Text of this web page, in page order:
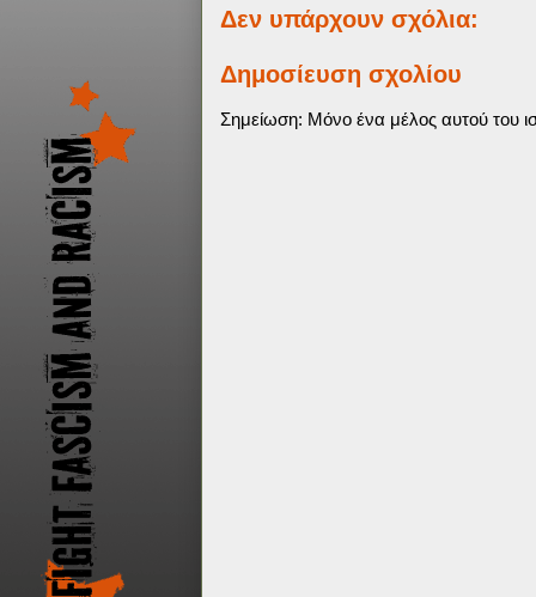
Δεν υπάρχουν σχόλια:
Δημοσίευση σχολίου
Σημείωση: Μόνο ένα μέλος αυτού του